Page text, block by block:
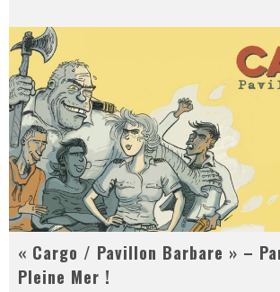
« Cargo / Pavillon Barbare » –
Pleine Mer !